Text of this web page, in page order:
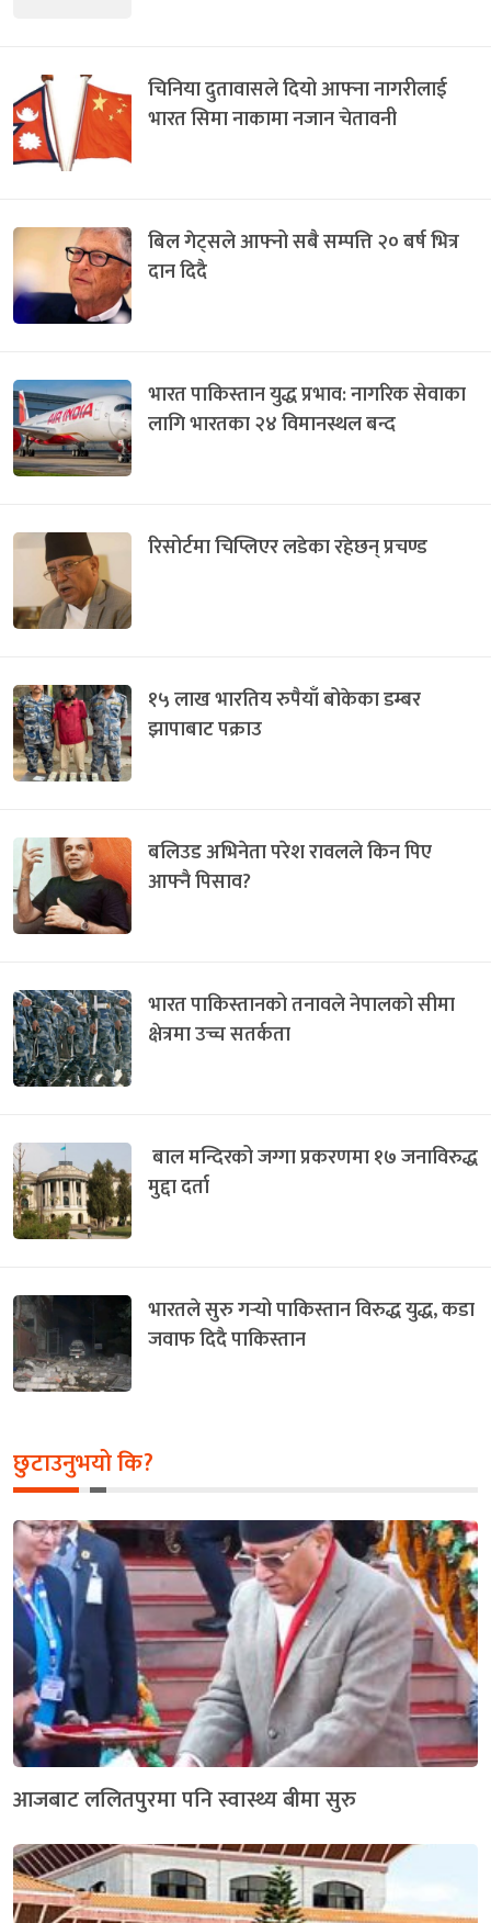
चिनिया दुतावासले दियो आफ्ना नागरीलाई
भारत सिमा नाकामा नजान चेतावनी
बिल गेट्सले आफ्नो सबै सम्पत्ति २० बर्ष भित्र
दान दिदै
भारत पाकिस्तान युद्ध प्रभाव: नागरिक सेवाका
लागि भारतका २४ विमानस्थल बन्द
रिसोर्टमा चिप्लिएर लडेका रहेछन् प्रचण्ड
१५ लाख भारतिय रुपैयाँ बोकेका डम्बर
झापाबाट पक्राउ
बलिउड अभिनेता परेश रावलले किन पिए
आफ्नै पिसाव?
भारत पाकिस्तानको तनावले नेपालको सीमा
क्षेत्रमा उच्च सतर्कता
बाल मन्दिरको जग्गा प्रकरणमा १७ जनाविरुद्ध
मुद्दा दर्ता
भारतले सुरु गर्‍यो पाकिस्तान विरुद्ध युद्ध, कडा
जवाफ दिदै पाकिस्तान
छुटाउनुभयो कि?
आजबाट ललितपुरमा पनि स्वास्थ्य बीमा सुरु